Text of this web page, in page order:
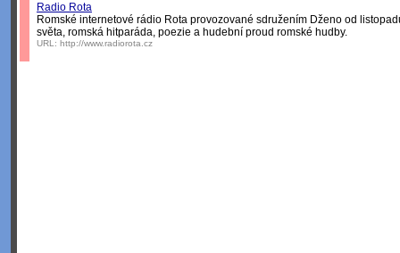
Radio Rota
Romské internetové rádio Rota provozované sdružením Dženo od
světa, romská hitparáda, poezie a hudební proud romské hudby.
URL: http://www.radiorota.cz